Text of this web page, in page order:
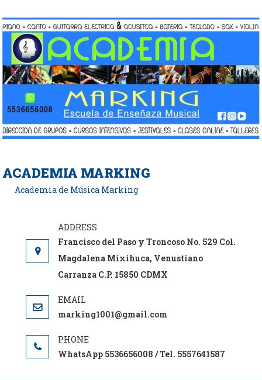
al
contenido
ACADEMIA MARKING
Academia de Música Marking
Francisco del Paso y Troncoso No. 529 Col.
Magdalena Mixihuca, Venustiano
Carranza C.P. 15850 CDMX
marking1001@gmail.com
WhatsApp 5536656008 / Tel. 5557641587